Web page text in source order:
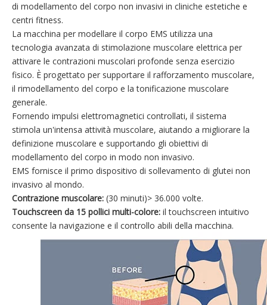
di modellamento del corpo non invasivi in ​​cliniche estetiche e
centri fitness.
La macchina per modellare il corpo EMS utilizza una
tecnologia avanzata di stimolazione muscolare elettrica per
attivare le contrazioni muscolari profonde senza esercizio
fisico. È progettato per supportare il rafforzamento muscolare,
il rimodellamento del corpo e la tonificazione muscolare
generale.
Fornendo impulsi elettromagnetici controllati, il sistema
stimola un'intensa attività muscolare, aiutando a migliorare la
definizione muscolare e supportando gli obiettivi di
modellamento del corpo in modo non invasivo.
EMS fornisce il primo dispositivo di sollevamento di glutei non
invasivo al mondo.
Contrazione muscolare: (30 minuti)> 36.000 volte.
Touchscreen da 15 pollici multi-colore: il touchscreen intuitivo
consente la navigazione e il controllo abili della macchina.